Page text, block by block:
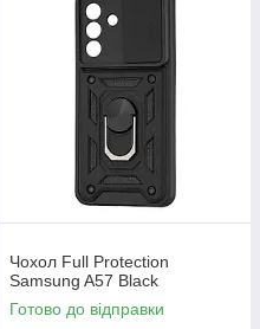
Чохол Full Protection
Samsung A57 Black
Готово до відправки